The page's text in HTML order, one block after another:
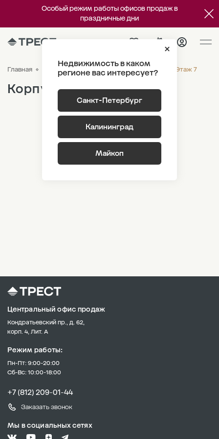
Особый режим работы офисов продаж в
праздничные дни
Недвижимость в каком
регионе вас интересует?
Санкт-Петербург
Калининград
Майкоп
Главная ЖК «Парусная 1» Корпус 3.1 Этаж 7
Корпус 3.1
Центральный офис продаж
Кондратьевский пр., д. 62,
корп. 4, Лит. А
Режим работы:
Пн-Пт: 9:00-20:00
Сб-Вс: 10:00-18:00
+7 (812) 209-01-44
Заказать звонок
Мы в социальных сетях